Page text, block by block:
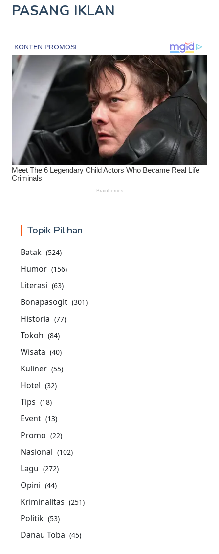
PASANG IKLAN
Topik Pilihan
Batak (524)
Humor (156)
Literasi (63)
Bonapasogit (301)
Historia (77)
Tokoh (84)
Wisata (40)
Kuliner (55)
Hotel (32)
Tips (18)
Event (13)
Promo (22)
Nasional (102)
Lagu (272)
Opini (44)
Kriminalitas (251)
Politik (53)
Danau Toba (45)